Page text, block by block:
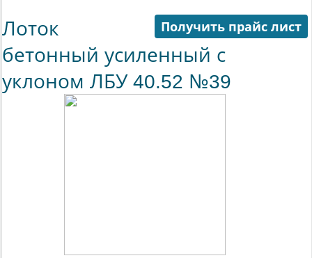
Получить прайс лист
Лоток
бетонный усиленный с
уклоном ЛБУ 40.52 №39